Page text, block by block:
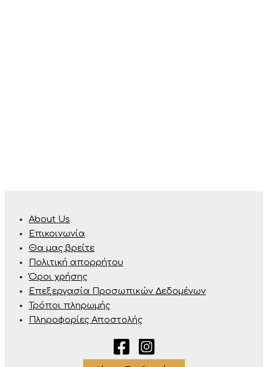
About Us
Επικοινωνία
Θα μας βρείτε
Πολιτική απορρήτου
Όροι χρήσης
Επεξεργασία Προσωπικών Δεδομένων
Τρόποι πληρωμής
Πληροφορίες Αποστολής